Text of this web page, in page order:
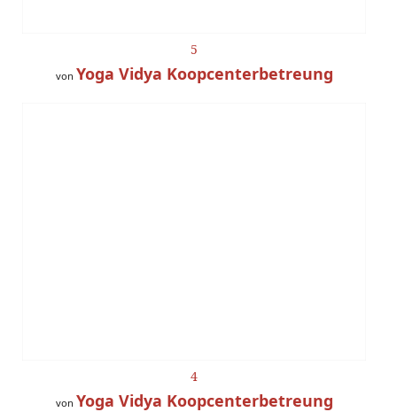
5
von Yoga Vidya Koopcenterbetreung
4
von Yoga Vidya Koopcenterbetreung